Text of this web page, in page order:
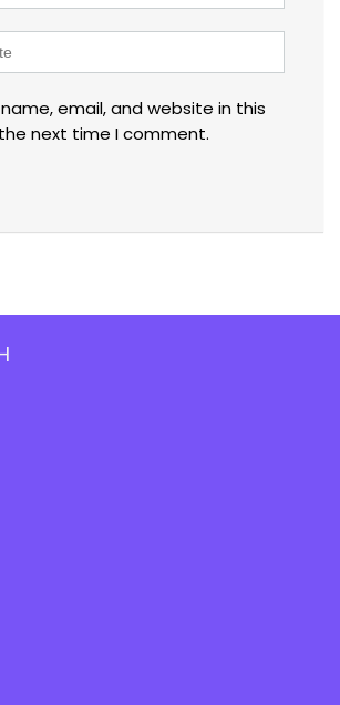
email, and website in this
next time I comment.